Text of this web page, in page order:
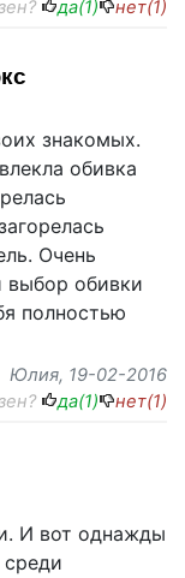
да(1) нет(1)
знакомых.
обивка
Очень
выбор обивки
полностью
Юлия, 19-02-2016
да(1) нет(1)
И вот однажды